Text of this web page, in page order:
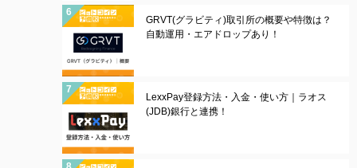
GRVT(グラビティ)取引所の概要や特徴は？
自動運用・エアドロップあり！
LexxPay登録方法・入金・使い方｜ラオス
(JDB)銀行と連携！